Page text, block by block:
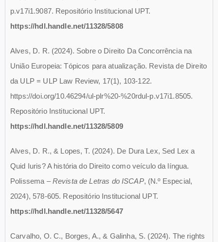
p.v17i1.9087. Repositório Institucional UPT.
https://hdl.handle.net/11328/5808
Alves, D. R. (2024). Sobre o Direito Da Concorrência na
União Europeia: Tópicos para atualização. Revista de Direito
da ULP = ULP Law Review, 17(1), 103-122.
https://doi.org/10.46294/ul-plr%20-%20rdul-p.v17i1.8505.
Repositório Institucional UPT.
https://hdl.handle.net/11328/5809
Alves, D. R., & Lopes, T. (2024). De Dura Lex, Sed Lex a
Quid Iuris? A história do Direito como veículo da língua.
Polissema –Revista de Letras do ISCAP, (N.º Especial,
2024), 578-605. Repositório Institucional UPT.
https://hdl.handle.net/11328/5647
Carvalho, O. C., Borges, A., & Galinha, S. (2024). The rights